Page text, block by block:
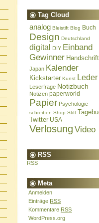
Tag Cloud
analog Bleistift Blog Buch
Design Deutschland
digital DIY Einband
Gewinner Handschrift
Japan Kalender
Kickstarter Kunst Leder
Leserfrage Notizbuch
Notizen paperworld
Papier Psychologie
schreiben Shop Stift
Twitter USA
Verlosung Video
RSS
RSS
Meta
Anmelden
Einträge RSS
Kommentare RSS
WordPress.org